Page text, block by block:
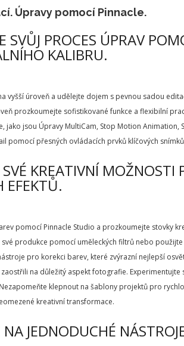
Úpravy pomocí Pinnacle.
SVŮJ PROCES ÚPRAV
KALIBRU.
vyšší úroveň a udělejte dojem s pevnou sadou
prozkoumejte sofistikované funkce a flexibilní
jako jsou Úpravy MultiCam, Stop Motion
pomocí přesných ovládacích prvků klíčových
KREATIVNÍ MOŽNOSTI
EFEKTŮ.
pomocí Pinnacle Studio a prozkoumejte stovky
produkce pomocí uměleckých filtrů nebo
pro korekci barev, které zvýrazní nejlepší
na důležitý aspekt fotografie.
klepnout na šablony projektů pro
kreativní transformace.
JEDNODUCHÉ